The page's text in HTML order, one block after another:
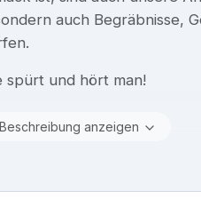
auch Begräbnisse,
spürt und hört man!
anzeigen